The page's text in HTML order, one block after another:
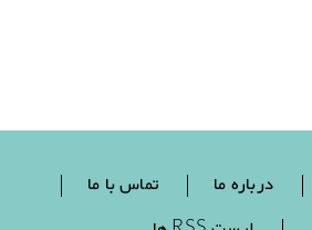
درباره ما
تماس با ما